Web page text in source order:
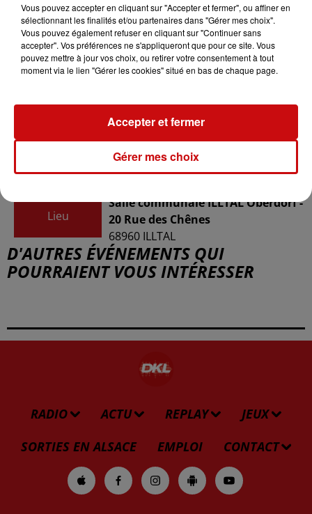
Tarif
Payant
12€-22€
Illtal
0671878239
Lieu
Salle communale ILLTAL Oberdorf -
20 Rue des Chênes
68960 ILLTAL
D'AUTRES ÉVÉNEMENTS QUI
POURRAIENT VOUS INTÉRESSER
RADIO ACTU REPLAY
JEUX
SORTIES EN ALSACE
EMPLOI CONTACT
Vous pouvez accepter en cliquant sur "Accepter et fermer", ou affiner en
sélectionnant les finalités et/ou partenaires dans "Gérer mes choix".
Vous pouvez également refuser en cliquant sur "Continuer sans
accepter". Vos préférences ne s'appliqueront que pour ce site. Vous
pouvez mettre à jour vos choix, ou retirer votre consentement à tout
moment via le lien "Gérer les cookies" situé en bas de chaque page.
Gérer mes choix
Accepter et fermer